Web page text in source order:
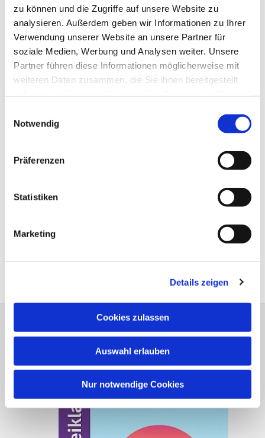
zu können und die Zugriffe auf unsere Website zu
analysieren. Außerdem geben wir Informationen zu Ihrer
Verwendung unserer Website an unsere Partner für
soziale Medien, Werbung und Analysen weiter. Unsere
Partner führen diese Informationen möglicherweise mit
weiteren Daten zusammen, die Sie ihnen bereitgestellt
Notwendig
Präferenzen
Statistiken
Marketing
Details zeigen
Cookies zulassen
Auswahl erlauben
Nur notwendige Cookies
Dreiklang Heft 1 - 2026